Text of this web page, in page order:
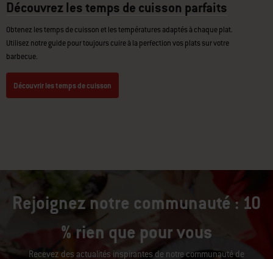
Découvrez les temps de cuisson parfaits
Obtenez les temps de cuisson et les températures adaptés à chaque plat.
Utilisez notre guide pour toujours cuire à la perfection vos plats sur votre
barbecue.
Découvrir les temps de cuisson
Rejoignez notre communauté : 10
% rien que pour vous